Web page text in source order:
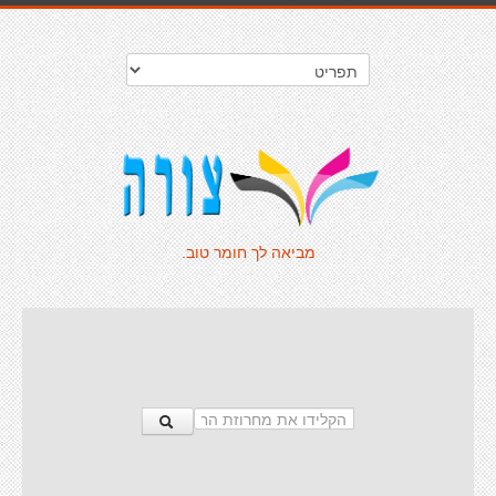
מביאה לך חומר טוב.